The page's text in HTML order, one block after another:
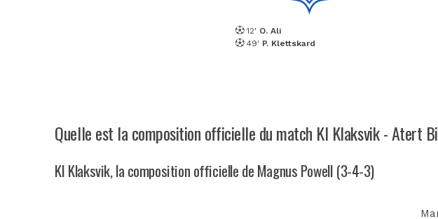
12' O. Ali
49' P. Klettskard
Quelle est la composition officielle du match KI Klaksvik - Atert
KI Klaksvik, la composition officielle de Magnus Powell (3-4-3)